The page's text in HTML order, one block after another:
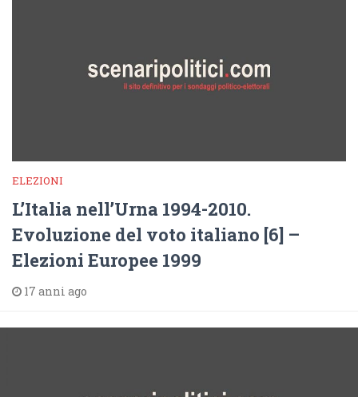
ELEZIONI
L’Italia nell’Urna 1994-2010.
Evoluzione del voto italiano [6] –
Elezioni Europee 1999
17 anni ago